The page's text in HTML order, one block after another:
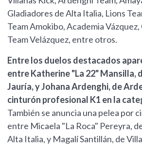
Gladiadores de Alta Italia, Lions
Team Amokibo, Academia
Team Velázquez, entre otros.
Entre los duelos destacados
entre Katherine "La 22" Mansilla,
Jauría, y Johana Ardenghi, de
cinturón profesional K1 en la
También se anuncia una pelea por
entre Micaela "La Roca" Pereyra,
Alta Italia, y Magalí Santillán, de